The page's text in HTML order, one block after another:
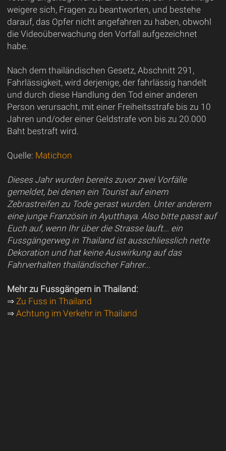
weigere sich, Fragen zu beantworten, und bestehe
darauf, das Opfer nicht angefahren zu haben, obwohl
die Videoüberwachung den Vorfall aufgezeichnet
habe.
Nach dem thailändischen Gesetz, Abschnitt 291,
Fahrlässigkeit, wird derjenige, der fahrlässig handelt
und durch diese Handlung den Tod einer anderen
Person verursacht, mit einer Freiheitsstrafe bis zu 10
Jahren und/oder einer Geldstrafe von bis zu 20.000
Baht bestraft wird.
Quelle: Matichon
Dieses Jahr wurden bereits zuvor zwei Vorfälle
gemeldet, bei denen ein Tourist auf einem
Zebrastreifen zu Tode gerast wurden. Unter anderem
eine junge Französin in Ayutthaya. Also bitte passt auf
Euch auf, wenn Ihr über die Strasse lauft... ein
Fussgängerweg in Thailand ist ausschliesslich nette
Dekoration und hat keine Auswirkung auf das
Fahrverhalten thailändischer Fahrer...
Mehr zu Fussgängern in Thailand:
⇒ Zu Fuss in Thailand
⇒ Achtung im Verkehr in Thailand